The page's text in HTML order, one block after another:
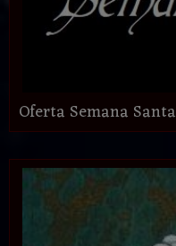
Oferta Semana Santa